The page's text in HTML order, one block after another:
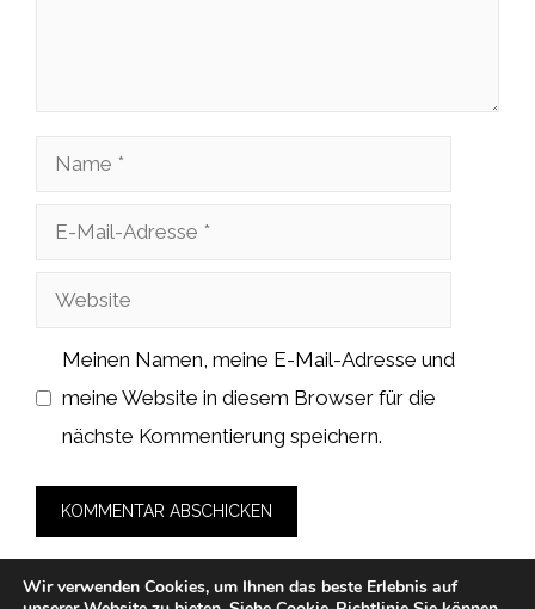
Name
Adresse
Website
Meinen Namen, meine E-Mail-Adresse und
meine Website in diesem Browser für die
nächste Kommentierung speichern.
Wir verwenden Cookies, um Ihnen das beste Erlebnis auf